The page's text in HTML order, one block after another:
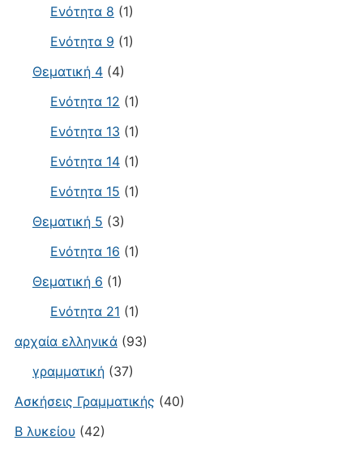
Ενότητα 8 (1)
Ενότητα 9 (1)
Θεματική 4(4)
Ενότητα 12 (1)
Ενότητα 13 (1)
Ενότητα 14(1)
Ενότητα 15 (1)
Θεματική 5 (3)
Ενότητα 16 (1)
Θεματική 6 (1)
Ενότητα 21 (1)
αρχαία ελληνικά(93)
γραμματική(37)
Ασκήσεις Γραμματικής (40)
Β λυκείου (42)